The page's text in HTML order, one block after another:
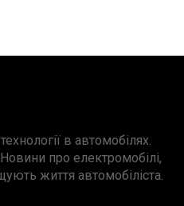
в автомобілях.
про електромобілі,
життя автомобіліста.